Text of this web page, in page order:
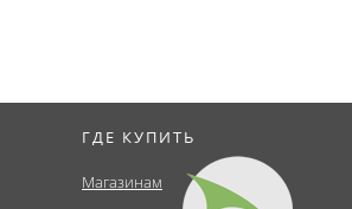
ГДЕ КУПИТЬ
Магазинам